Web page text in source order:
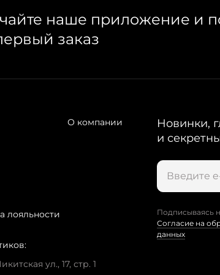
наше приложение и
заказ
лояльности
О компании
ул., 17, стр. 1
Новинки,
и
Подписываясь
Согласие на
данных